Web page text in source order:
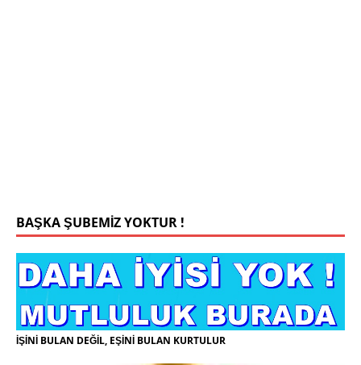
BAŞKA ŞUBEMİZ YOKTUR !
İŞİNİ BULAN DEĞİL, EŞİNİ BULAN KURTULUR